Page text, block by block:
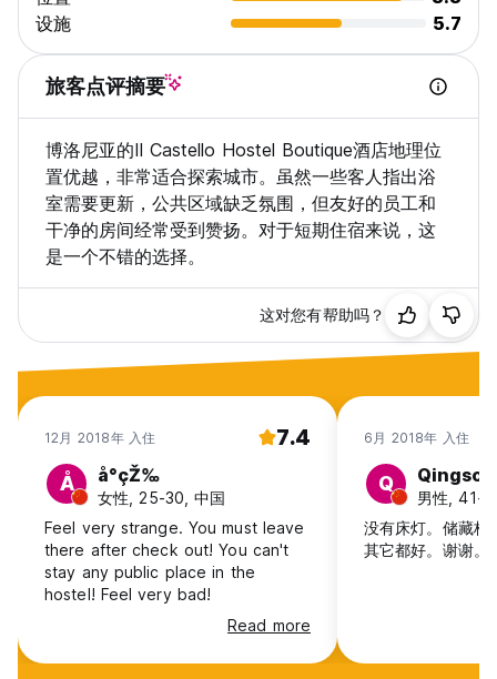
设施
5.7
旅客点评摘要
博洛尼亚的Il Castello Hostel Boutique酒店地理位
置优越，非常适合探索城市。虽然一些客人指出浴
室需要更新，公共区域缺乏氛围，但友好的员工和
干净的房间经常受到赞扬。对于短期住宿来说，这
是一个不错的选择。
这对您有帮助吗？
12月 2018年 入住 7.4
Å å°çŽ‰
女性, 25-30, 中国
Feel very strange. You must leave
there after check out! You can't
stay any public place in the
hostel! Feel very bad!
Read more
6月 2018年 入住
Q
男性, 41+,
没有床灯。储藏柜
其它都好。谢谢。